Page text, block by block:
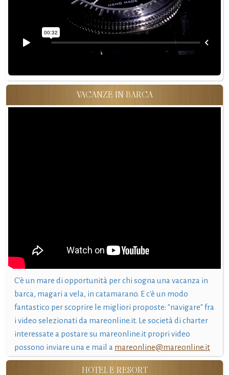
VACANZE IN BARCA
C'è un mare di opportunità per chi sogna una vacanza in
barca, magari a vela, in catamarano. E c'è un modo
fantastico per scoprire le migliori proposte: "navigare" fra
i video selezionati da mareonline.it. Le società di charter
interessate a postare su mareonline.it propri video
possono inviare una e mail a mareonline@mareonline.it
HOTEL E RESORT